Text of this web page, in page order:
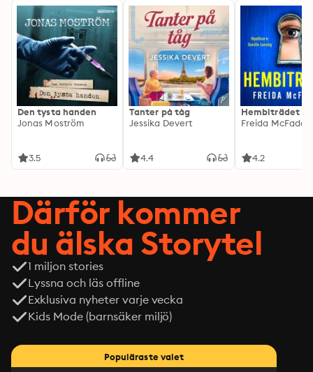
Den tysta handen
Jonas Moström
3.5
Tanter på tåg
Jessika Devert
4.4
Hembiträdet
Freida
4.2
Därför kommer
du älska Storytel
1 miljon stories
Lyssna och läs offline
Exklusiva nyheter varje vecka
Kids Mode (barnsäker miljö)
Populäraste valet